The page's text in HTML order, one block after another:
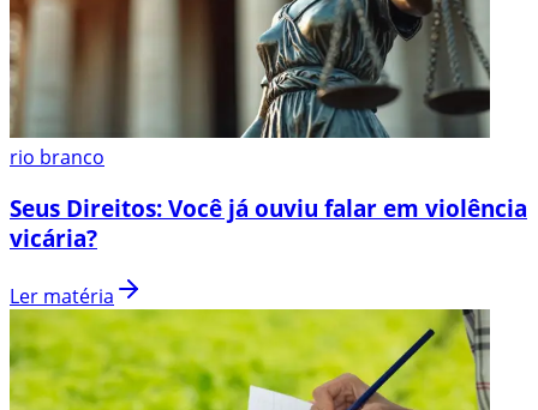
rio branco
Seus Direitos: Você já ouviu falar em violência
vicária?
Ler matéria